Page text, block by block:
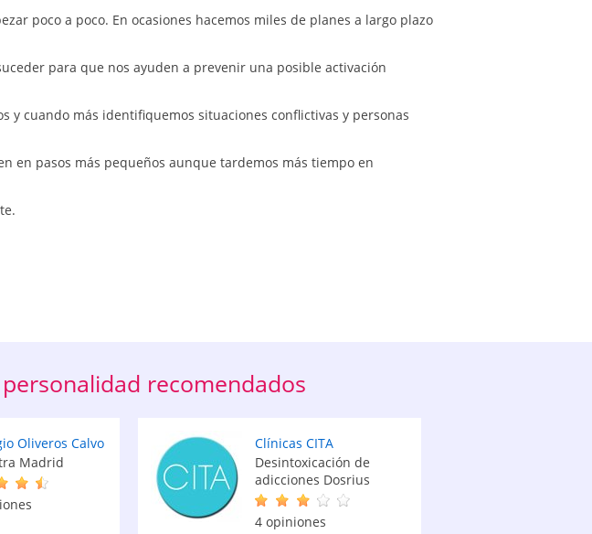
poco a poco. En ocasiones hacemos miles de planes a largo plazo
para que nos ayuden a prevenir una posible activación
y cuando más identifiquemos situaciones conflictivas y personas
en pasos más pequeños aunque tardemos más tiempo en
recomendados
Oliveros Calvo
Madrid
Clínicas CITA
Desintoxicación de
adicciones Dosrius
4 opiniones